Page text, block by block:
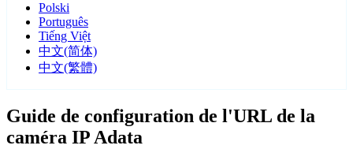
Polski
Português
Tiếng Việt
中文(简体)
中文(繁體)
Guide de configuration de l'URL de la
caméra IP Adata